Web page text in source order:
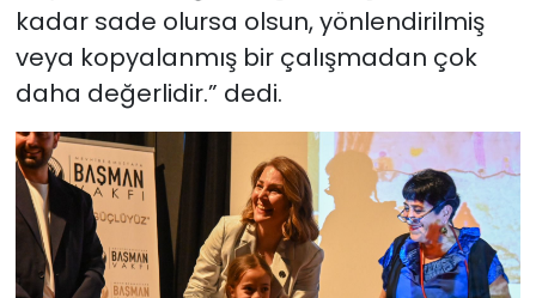
kadar sade olursa olsun, yönlendirilmiş
veya kopyalanmış bir çalışmadan çok
daha değerlidir.” dedi.